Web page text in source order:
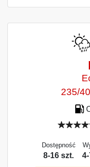
235/
Dostępność
8-16 szt.